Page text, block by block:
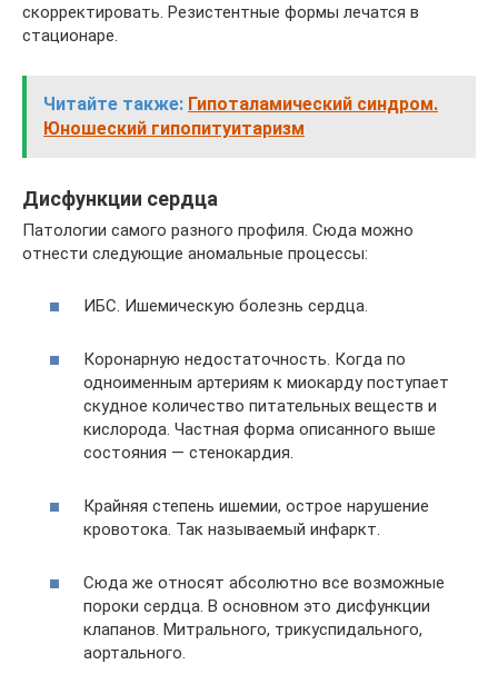
скорректировать. Резистентные формы лечатся в
стационаре.
Читайте также: Гипоталамический синдром.
Юношеский гипопитуитаризм
Дисфункции сердца
Патологии самого разного профиля. Сюда можно
отнести следующие аномальные процессы:
ИБС. Ишемическую болезнь сердца.
Коронарную недостаточность. Когда по
одноименным артериям к миокарду поступает
скудное количество питательных веществ и
кислорода. Частная форма описанного выше
состояния — стенокардия.
Крайняя степень ишемии, острое нарушение
кровотока. Так называемый инфаркт.
Сюда же относят абсолютно все возможные
пороки сердца. В основном это дисфункции
клапанов. Митрального, трикуспидального,
аортального.